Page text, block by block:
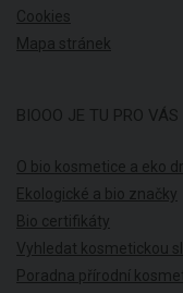
Cookies
Mapa stránek
BIOOO JE TU PRO VÁS
O bio kosmetice a eko
Ekologické a bio značky
Bio certifikáty
Vyhledat kosmetickou
Poradna přírodní